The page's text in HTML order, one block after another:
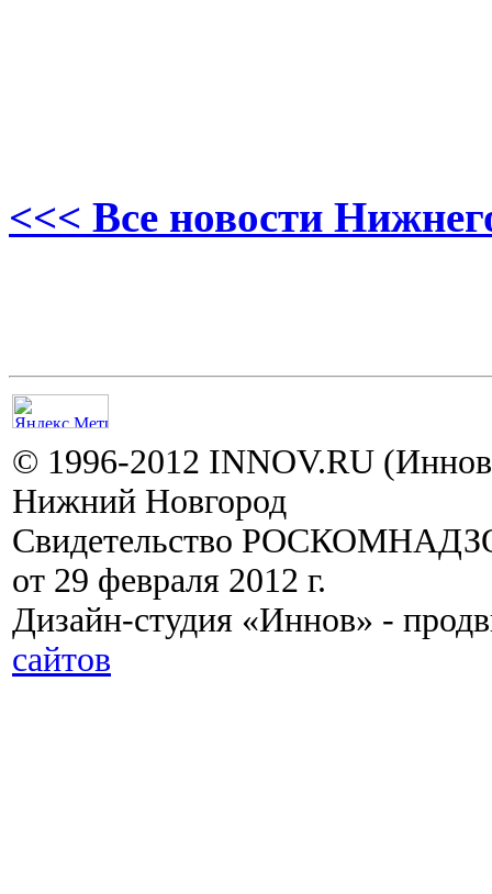
<<< Все новости
© 1996-2012 INNOV.RU
Нижний Новгород
Свидетельство
от 29 февраля 2012 г.
Дизайн-студия «Иннов» -
сайтов